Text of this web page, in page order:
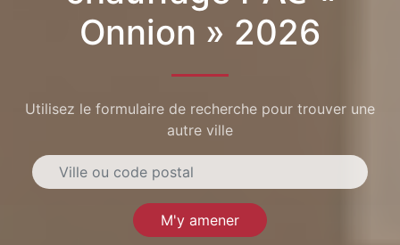
Onnion » 2026
Utilisez le formulaire de recherche pour trouver une
autre ville
M'y amener